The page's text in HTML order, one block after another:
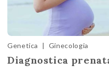
Genetica | Ginecologia
Diagnostica